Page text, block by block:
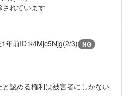
れています
1年前ID:k4Mjc5Njg(2/3) NG
認める権利は被害者にしかない